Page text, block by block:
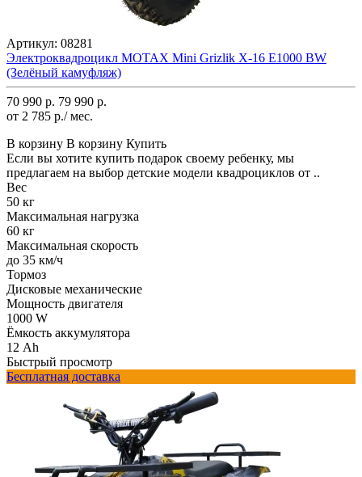
Артикул: 08281
Электроквадроцикл MOTAX Mini Grizlik X-16 E1000 BW
(Зелёный камуфляж)
70 990 р. 79 990 р.
от 2 785 р./ мес.
В корзину В корзину Купить
Если вы хотите купить подарок своему ребенку, мы
предлагаем на выбор детские модели квадроциклов от ..
Вес
50 кг
Максимальная нагрузка
60 кг
Максимальная скорость
до 35 км/ч
Тормоз
Дисковые механические
Мощность двигателя
1000 W
Ёмкость аккумулятора
12 Ah
Быстрый просмотр
Бесплатная доставка